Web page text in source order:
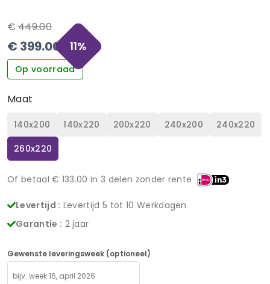
€ 449.00
€ 399.00 11%
Op voorraad
Maat
140x200 140x220 200x220 240x200
240x220
260x220
Of betaal € 133.00 in 3 delen zonder rente
Levertijd : Levertijd 5 tot 10 Werkdagen
Garantie : 2 jaar
Gewenste leveringsweek (optioneel)